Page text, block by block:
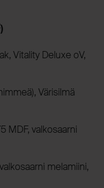
)
Vitality Deluxe oV,
Värisilmä
MDF, valkosaarni
melamiini,